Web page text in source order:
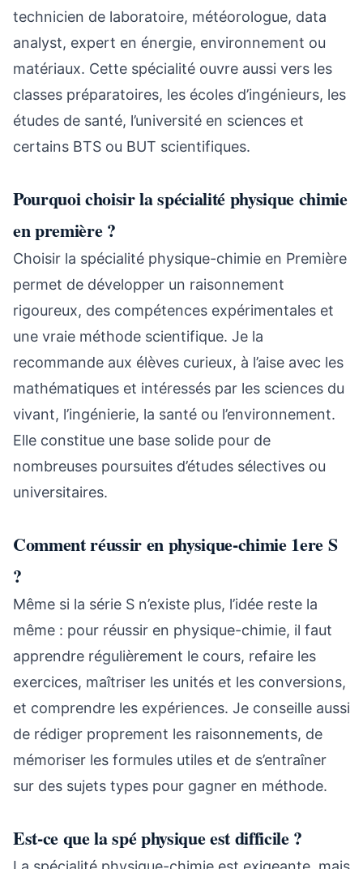
technicien de laboratoire, météorologue, data
analyst, expert en énergie, environnement ou
matériaux. Cette spécialité ouvre aussi vers les
classes préparatoires, les écoles d’ingénieurs, les
études de santé, l’université en sciences et
certains BTS ou BUT scientifiques.
Pourquoi choisir la spécialité physique chimie
en première ?
Choisir la spécialité physique-chimie en Première
permet de développer un raisonnement
rigoureux, des compétences expérimentales et
une vraie méthode scientifique. Je la
recommande aux élèves curieux, à l’aise avec les
mathématiques et intéressés par les sciences du
vivant, l’ingénierie, la santé ou l’environnement.
Elle constitue une base solide pour de
nombreuses poursuites d’études sélectives ou
universitaires.
Comment réussir en physique-chimie 1ere S
?
Même si la série S n’existe plus, l’idée reste la
même : pour réussir en physique-chimie, il faut
apprendre régulièrement le cours, refaire les
exercices, maîtriser les unités et les conversions,
et comprendre les expériences. Je conseille aussi
de rédiger proprement les raisonnements, de
mémoriser les formules utiles et de s’entraîner
sur des sujets types pour gagner en méthode.
Est-ce que la spé physique est difficile ?